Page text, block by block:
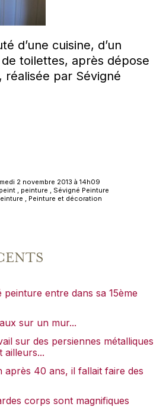
d’une cuisine, d’un
toilettes, après dépose
réalisée par Sévigné
2 novembre 2013 à 14h09
, peinture , Sévigné Peinture
, Peinture et décoration
entre dans sa 15ème
sur un mur...
sur des persiennes métalliques
ailleurs...
après 40 ans, il fallait faire des
corps sont magnifiques